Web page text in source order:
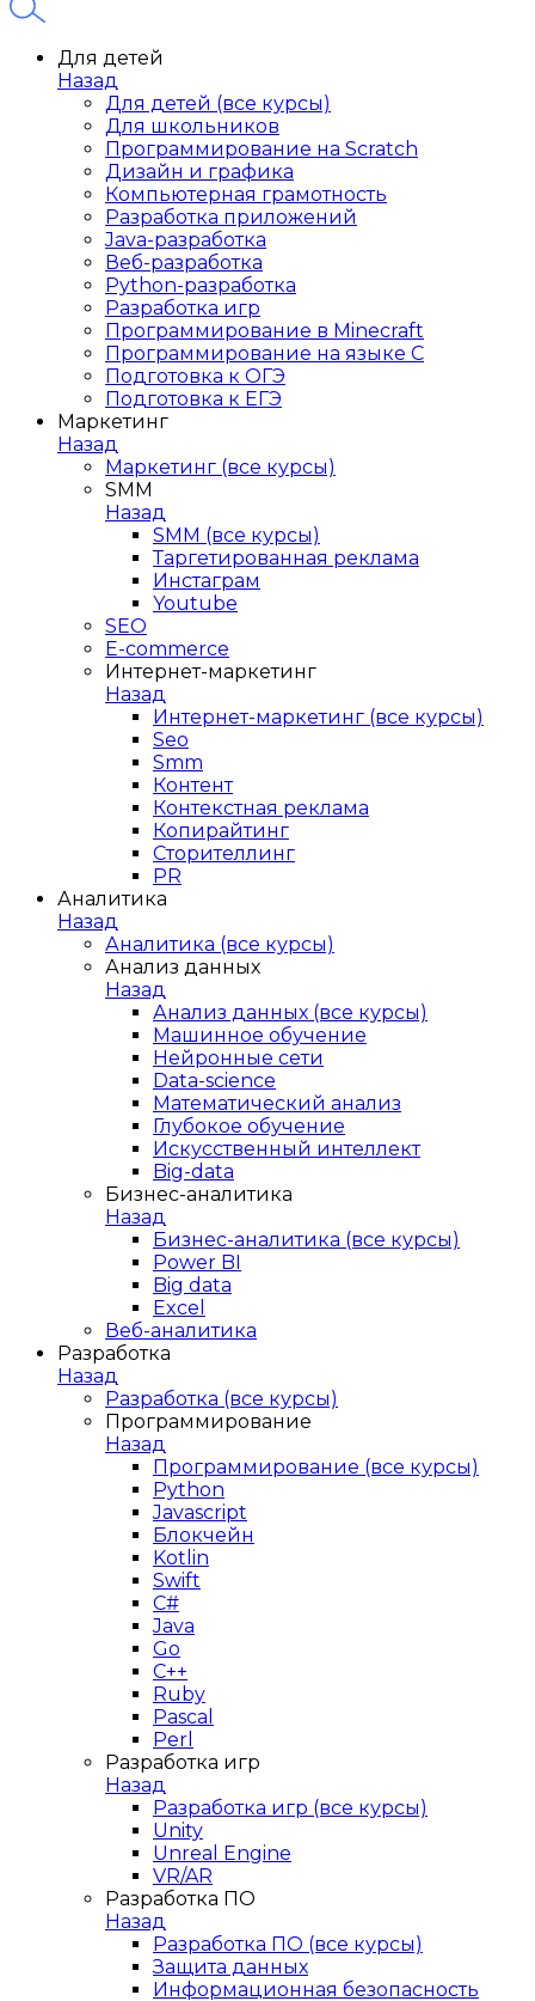
Для детей
Назад
Для детей (все курсы)
Для школьников
Программирование на Scratch
Дизайн и графика
Компьютерная грамотность
Разработка приложений
Java-разработка
Веб-разработка
Python-разработка
Разработка игр
Программирование в Minecraft
Программирование на языке C
Подготовка к ОГЭ
Подготовка к ЕГЭ
Маркетинг
Назад
Маркетинг (все курсы)
SMM
Назад
SMM (все курсы)
Таргетированная реклама
Инстаграм
Youtube
SEO
E-сommerce
Интернет-маркетинг
Назад
Интернет-маркетинг (все курсы)
Seo
Smm
Контент
Контекстная реклама
Копирайтинг
Сторителлинг
PR
Аналитика
Назад
Аналитика (все курсы)
Анализ данных
Назад
Анализ данных (все курсы)
Машинное обучение
Нейронные сети
Data-science
Математический анализ
Глубокое обучение
Искусственный интеллект
Big-data
Бизнес-аналитика
Назад
Бизнес-аналитика (все курсы)
Power BI
Big data
Excel
Веб-аналитика
Разработка
Назад
Разработка (все курсы)
Программирование
Назад
Программирование (все курсы)
Python
Javascript
Блокчейн
Kotlin
Swift
C#
Java
Go
C++
Ruby
Pascal
Perl
Разработка игр
Назад
Разработка игр (все курсы)
Unity
Unreal Engine
VR/AR
Разработка ПО
Назад
Разработка ПО (все курсы)
Защита данных
Информационная безопасность